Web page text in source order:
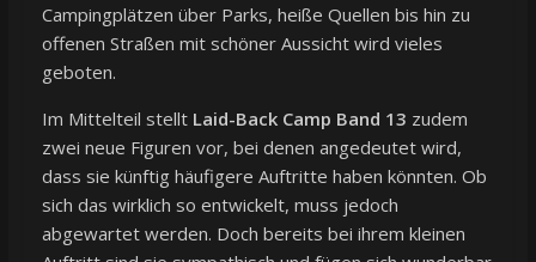
Campingplätzen über Parks, heiße Quellen bis hin zu
offenen Straßen mit schöner Aussicht wird vieles
geboten.
Im Mittelteil stellt Laid-Back Camp Band 13 zudem
zwei neue Figuren vor, bei denen angedeutet wird,
dass sie künftig häufigere Auftritte haben könnten. Ob
sich das wirklich so entwickelt, muss jedoch
abgewartet werden. Doch bereits bei ihrem kleinen